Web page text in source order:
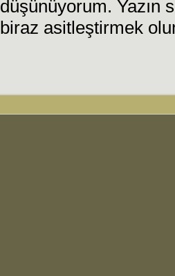
düşünüyorum. Yazın
biraz asitleştirmek